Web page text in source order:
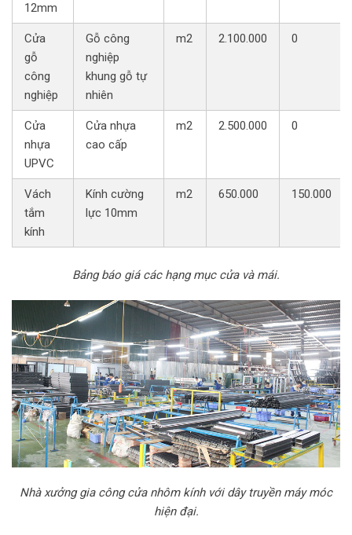
12mm
Cửa
gỗ
công
nghiệp
Gỗ công
nghiệp
khung gỗ tự
nhiên
m2 2.100.000 0
Cửa
nhựa
UPVC
Cửa nhựa
cao cấp
m2 2.500.000 0
Vách
tắm
kính
Kính cường
lực 10mm
m2 650.000 150.000
Bảng báo giá các hạng mục cửa và mái.
Nhà xưởng gia công cửa nhôm kính với dây truyền máy móc
hiện đại.